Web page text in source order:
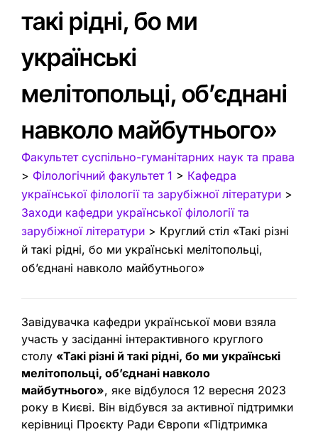
такі рідні, бо ми
українські
мелітопольці, об’єднані
навколо майбутнього»
Факультет суспільно-гуманітарних наук та права
> Філологічний факультет 1 > Кафедра
української філології та зарубіжної літератури >
Заходи кафедри української філології та
зарубіжної літератури > Круглий стіл «Такі різні
й такі рідні, бо ми українські мелітопольці,
об’єднані навколо майбутнього»
Завідувачка кафедри української мови взяла
участь у засіданні інтерактивного круглого
столу «Такі різні й такі рідні, бо ми українські
мелітопольці, об’єднані навколо
майбутнього», яке відбулося 12 вересня 2023
року в Києві. Він відбувся за активної підтримки
керівниці Проєкту Ради Європи «Підтримка